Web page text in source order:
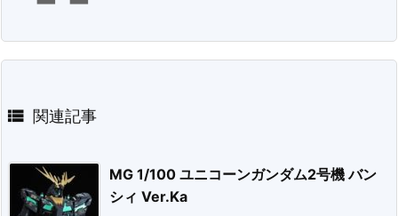
 関連記事
MG 1/100 ユニコーンガンダム2号機 バン
シィ Ver.Ka